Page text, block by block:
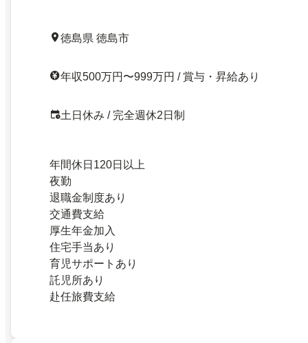
徳島県 徳島市
年収500万円〜999万円 / 賞与・昇給あり
土日休み / 完全週休2日制
年間休日120日以上
夜勤
退職金制度あり
交通費支給
厚生年金加入
住宅手当あり
育児サポートあり
託児所あり
赴任旅費支給